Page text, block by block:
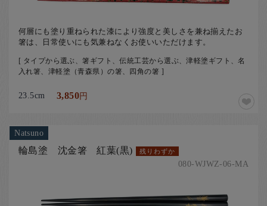
何層にも塗り重ねられた漆により強度と美しさを兼ね揃えたお
箸は、日常使いにも気兼ねなくお使いいただけます。
[ タイプから選ぶ、箸ギフト、伝統工芸から選ぶ、津軽塗ギフト、名
入れ箸、津軽塗（青森県）の箸、四角の箸 ]
23.5cm 3,850円
Natsuno
輪島塗 沈金箸 紅葉(黒) 残りわずか
080-WJWZ-06-MA